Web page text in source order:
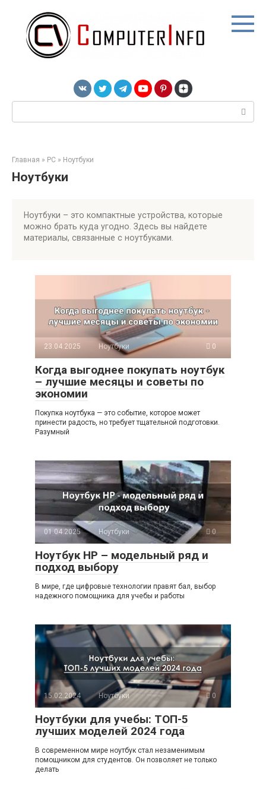
контенту
Главная » PC » Ноутбуки
Ноутбуки
Ноутбуки – это компактные устройства, которые
можно брать куда угодно. Здесь вы найдете
материалы, связанные с ноутбуками.
23.04.2025 Ноутбуки 0
Когда выгоднее покупать ноутбук
– лучшие месяцы и советы по
экономии
Покупка ноутбука — это событие, которое может
принести радость, но требует тщательной подготовки.
Разумный
01.04.2025 Ноутбуки 0
Ноутбук HP – модельный ряд и
подход выбору
В мире, где цифровые технологии правят бал, выбор
надежного помощника для учебы и работы
15.02.2024 Ноутбуки 0
Ноутбуки для учебы: ТОП-5
лучших моделей 2024 года
В современном мире ноутбук стал незаменимым
помощником для студентов. Он позволяет не только
делать